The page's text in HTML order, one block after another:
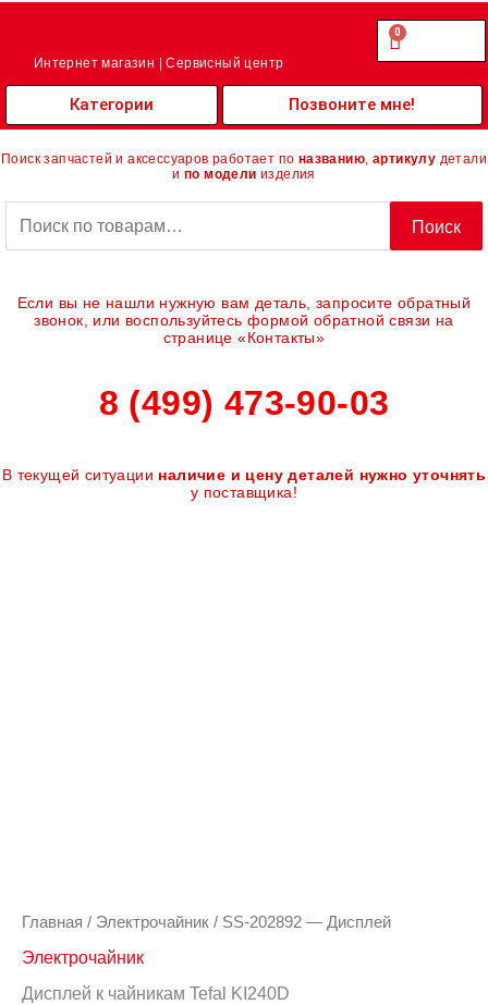
Перейти
Интернет магазин | Сервисный центр
0.00
0
Cart
Категории Позвоните мне!
Поиск запчастей и аксессуаров работает по названию артикулу детали
и по модели изделия
Поиск
Если вы не нашли нужную вам деталь, запросите обратный
звонок, или воспользуйтесь формой обратной связи на
странице «Контакты»
8 (499) 473-90-03
В текущей ситуации наличие и цену деталей нужно уточнять
у поставщика!
Главная / Электрочайник / SS-202892 — Дисплей
Электрочайник
Дисплей к чайникам Tefal KI240D